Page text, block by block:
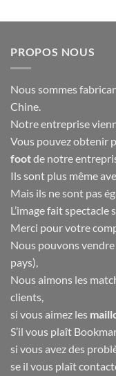
PROPOS NOUS
Nous sommes
Chine.
Notre entreprise
Vous pouvez obtenir
footde notre
Ils sont plus même
Mais ils ne sont pas
L’image fait
Merci pour votre
Nous pouvons
pays),
Nous aimons les
clients,
si vous aimez les
S’il vous plaît
si vous avez des
se il vous plaît